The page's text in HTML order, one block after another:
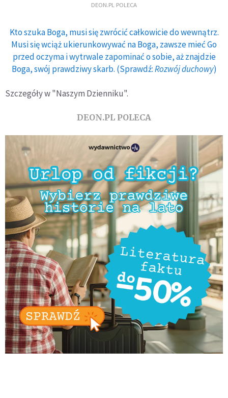
DEON.PL POLECA
Kto szuka Boga, musi się zwrócić całkowicie do wewnątrz.
Musi się wciąż ukierunkowywać na Boga, zawsze mieć Go
przed oczyma i wytrwale zapominać o sobie, aż znajdzie
Boga, swój prawdziwy skarb. (Sprawdź:Rozwój duchowy)
Szczegóły w "Naszym Dzienniku".
DEON.PL POLECA